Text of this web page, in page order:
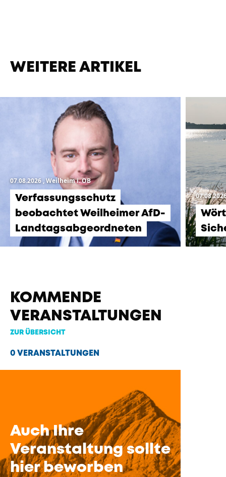
WEITERE ARTIKEL
07.08.2026, Weilheim i. OB
Verfassungsschutz
beobachtet Weilheimer AfD-
Landtagsabgeordneten
KOMMENDE
VERANSTALTUNGEN
ZUR ÜBERSICHT
0 VERANSTALTUNGEN
Auch Ihre
Veranstaltung sollte
hier beworben